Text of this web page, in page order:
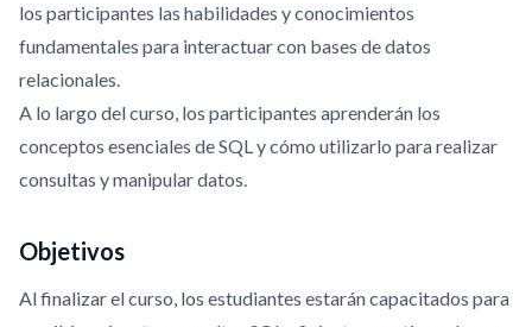
los participantes las habilidades y conocimientos
fundamentales para interactuar con bases de datos
relacionales.
A lo largo del curso, los participantes aprenderán los
conceptos esenciales de SQL y cómo utilizarlo para realizar
consultas y manipular datos.
Objetivos
Al finalizar el curso, los estudiantes estarán capacitados para